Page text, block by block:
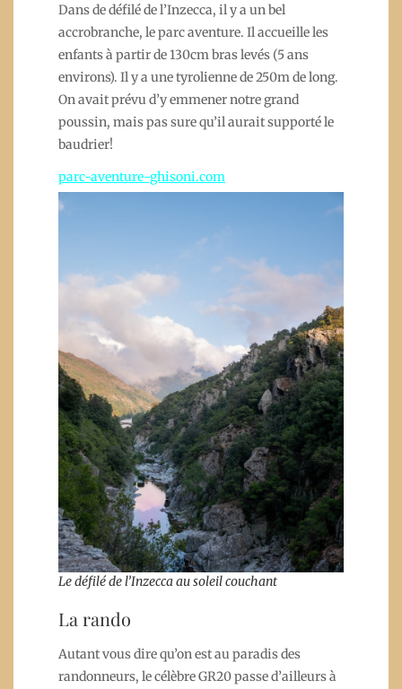
Dans de défilé de l’Inzecca, il y a un bel
accrobranche, le parc aventure. Il accueille les
enfants à partir de 130cm bras levés (5 ans
environs). Il y a une tyrolienne de 250m de long.
On avait prévu d’y emmener notre grand
poussin, mais pas sure qu’il aurait supporté le
baudrier!
parc-aventure-ghisoni.com
Le défilé de l’Inzecca au soleil couchant
La rando
Autant vous dire qu’on est au paradis des
randonneurs, le célèbre GR20 passe d’ailleurs à